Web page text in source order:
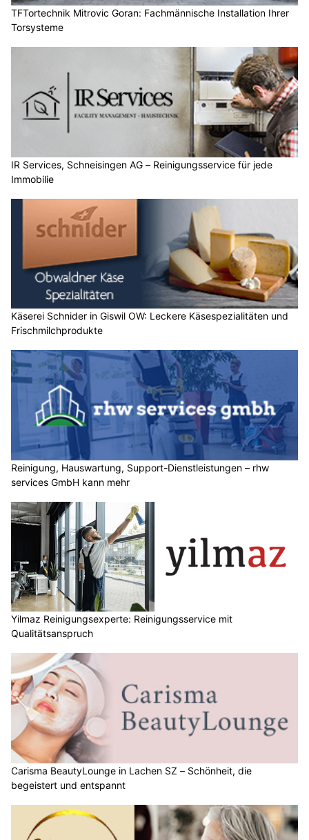
TFTortechnik Mitrovic Goran: Fachmännische Installation Ihrer
Torsysteme
IR Services, Schneisingen AG – Reinigungsservice für jede
Immobilie
Käserei Schnider in Giswil OW: Leckere Käsespezialitäten und
Frischmilchprodukte
Reinigung, Hauswartung, Support-Dienstleistungen – rhw
services GmbH kann mehr
Yilmaz Reinigungsexperte: Reinigungsservice mit
Qualitätsanspruch
Carisma BeautyLounge in Lachen SZ – Schönheit, die
begeistert und entspannt